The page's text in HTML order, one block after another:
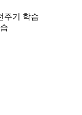
주기 학습